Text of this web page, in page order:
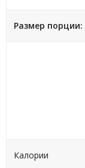
Размер порции:
Калории